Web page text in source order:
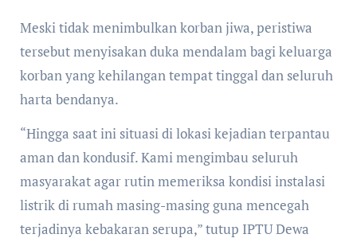
Meski tidak menimbulkan korban jiwa, peristiwa
tersebut menyisakan duka mendalam bagi keluarga
korban yang kehilangan tempat tinggal dan seluruh
harta bendanya.
“Hingga saat ini situasi di lokasi kejadian terpantau
aman dan kondusif. Kami mengimbau seluruh
masyarakat agar rutin memeriksa kondisi instalasi
listrik di rumah masing-masing guna mencegah
terjadinya kebakaran serupa,” tutup IPTU Dewa